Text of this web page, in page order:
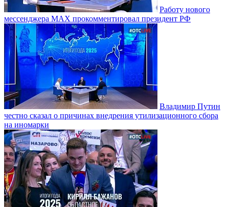
Работу нового
мессенджера MAX прокомментировал президент РФ
Владимир Путин
честно сказал о причинах внедрения утилизационного сбора
на иномарки